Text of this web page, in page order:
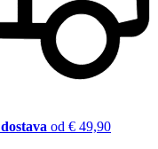
od € 49,90